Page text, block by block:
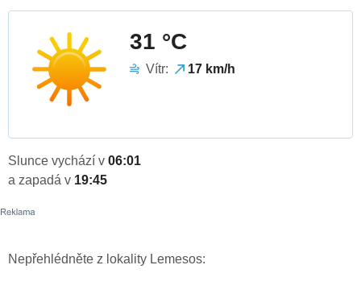
31 °C
Vítr: 17 km/h
Slunce vychází v 06:01
a zapadá v 19:45
Nepřehlédněte z lokality Lemesos: